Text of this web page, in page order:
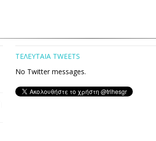
ΤΕΛΕΥΤΑΙΑ TWEETS
No Twitter messages.